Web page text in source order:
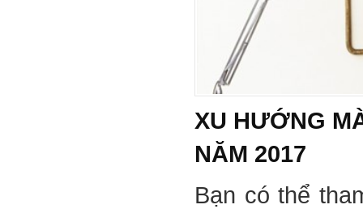
XU HƯỚNG
NĂM 2017
Bạn có thể